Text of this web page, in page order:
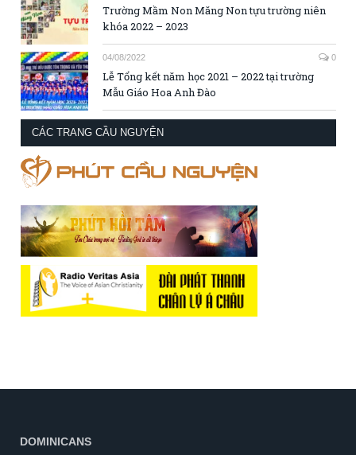
Trường Mầm Non Măng Non tựu trường niên
khóa 2022 – 2023
04/08/2022 0
Lễ Tổng kết năm học 2021 – 2022 tại trường
Mẫu Giáo Hoa Anh Đào
CÁC TRANG CẦU NGUYỆN
DOMINICANS